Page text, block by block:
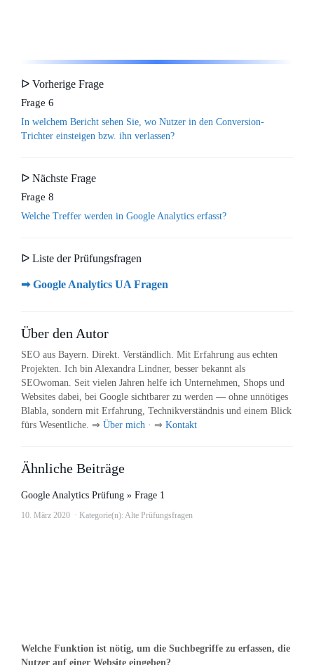
ᐅ Vorherige Frage
Frage 6
In welchem Bericht sehen Sie, wo Nutzer in den Conversion-
Trichter einsteigen bzw. ihn verlassen?
ᐅ Nächste Frage
Frage 8
Welche Treffer werden in Google Analytics erfasst?
ᐅ Liste der Prüfungsfragen
➟ Google Analytics UA Fragen
Über den Autor
SEO aus Bayern. Direkt. Verständlich. Mit Erfahrung aus echten
Projekten. Ich bin Alexandra Lindner, besser bekannt als
SEOwoman. Seit vielen Jahren helfe ich Unternehmen, Shops und
Websites dabei, bei Google sichtbarer zu werden — ohne unnötiges
Blabla, sondern mit Erfahrung, Technikverständnis und einem Blick
fürs Wesentliche. ⇒ Über mich · ⇒ Kontakt
Ähnliche Beiträge
Google Analytics Prüfung » Frage 1
10. März 2020 Kategorie(n): Alte Prüfungsfragen
Welche Funktion ist nötig, um die Suchbegriffe zu erfassen, die
Nutzer auf einer Website eingeben?